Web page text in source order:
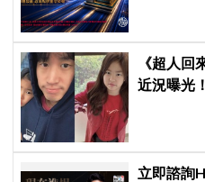
《超人
近況曝光
立即諮詢